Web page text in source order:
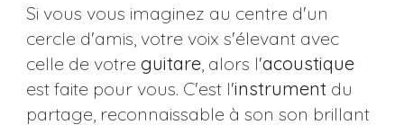
Si vous vous imaginez au centre d'un
cercle d'amis, votre voix s'élevant avec
celle de votre guitare, alors l'acoustique
est faite pour vous. C'est l'instrument du
partage, reconnaissable à son son brillant